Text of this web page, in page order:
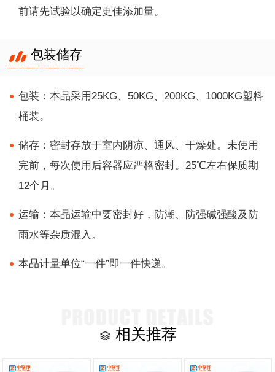
前请先试验以确定更佳添加量。
包装储存
包装：本品采用25KG、50KG、200KG、1000KG塑料
桶装。
储存：密封存放于室内阴凉、通风、干燥处。未使用
完前，每次使用后容器应严格密封。25℃左右保质期
12个月。
运输：本品运输中要密封好，防潮、防强碱强酸及防
雨水等杂质混入。
本品计量单位“一件”即一件快递。
相关推荐